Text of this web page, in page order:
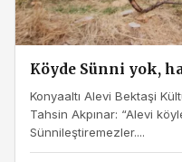
Köyde Sünni yok,
Konyaaltı Alevi Bektaşi
Tahsin Akpınar: “Alevi
Sünnileştiremezler....